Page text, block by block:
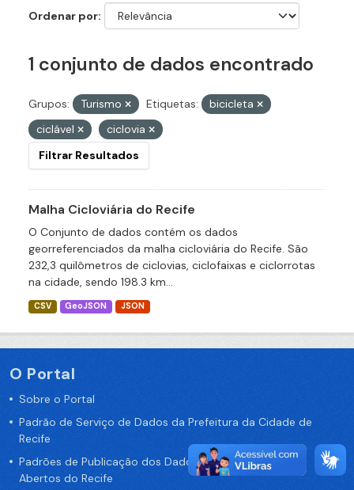
Ordenar por
1 conjunto de dados encontrado
Grupos: Turismo Etiquetas:
bicicleta
ciclável
ciclovia
Filtrar Resultados
Malha Cicloviária do Recife
O Conjunto de dados contém os dados
georreferenciados da malha cicloviária do Recife. São
232,3 quilômetros de ciclovias, ciclofaixas e ciclorrotas
na cidade, sendo 198.3 km...
CSV GeoJSON JSON
O Portal
Sobre o Portal
Padrão de Serviço de Dados da Prefeitura da Cidade de
Recife
Padrões de Publicação dos Dados no Portal de Dados
Abertos do Recife